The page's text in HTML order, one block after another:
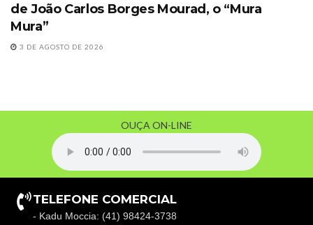
de João Carlos Borges Mourad, o “Mura
Mura”
3 DE AGOSTO DE 2026
OUÇA ON-LINE
TELEFONE COMERCIAL
- Kadu Moccia: (41) 98424-3738